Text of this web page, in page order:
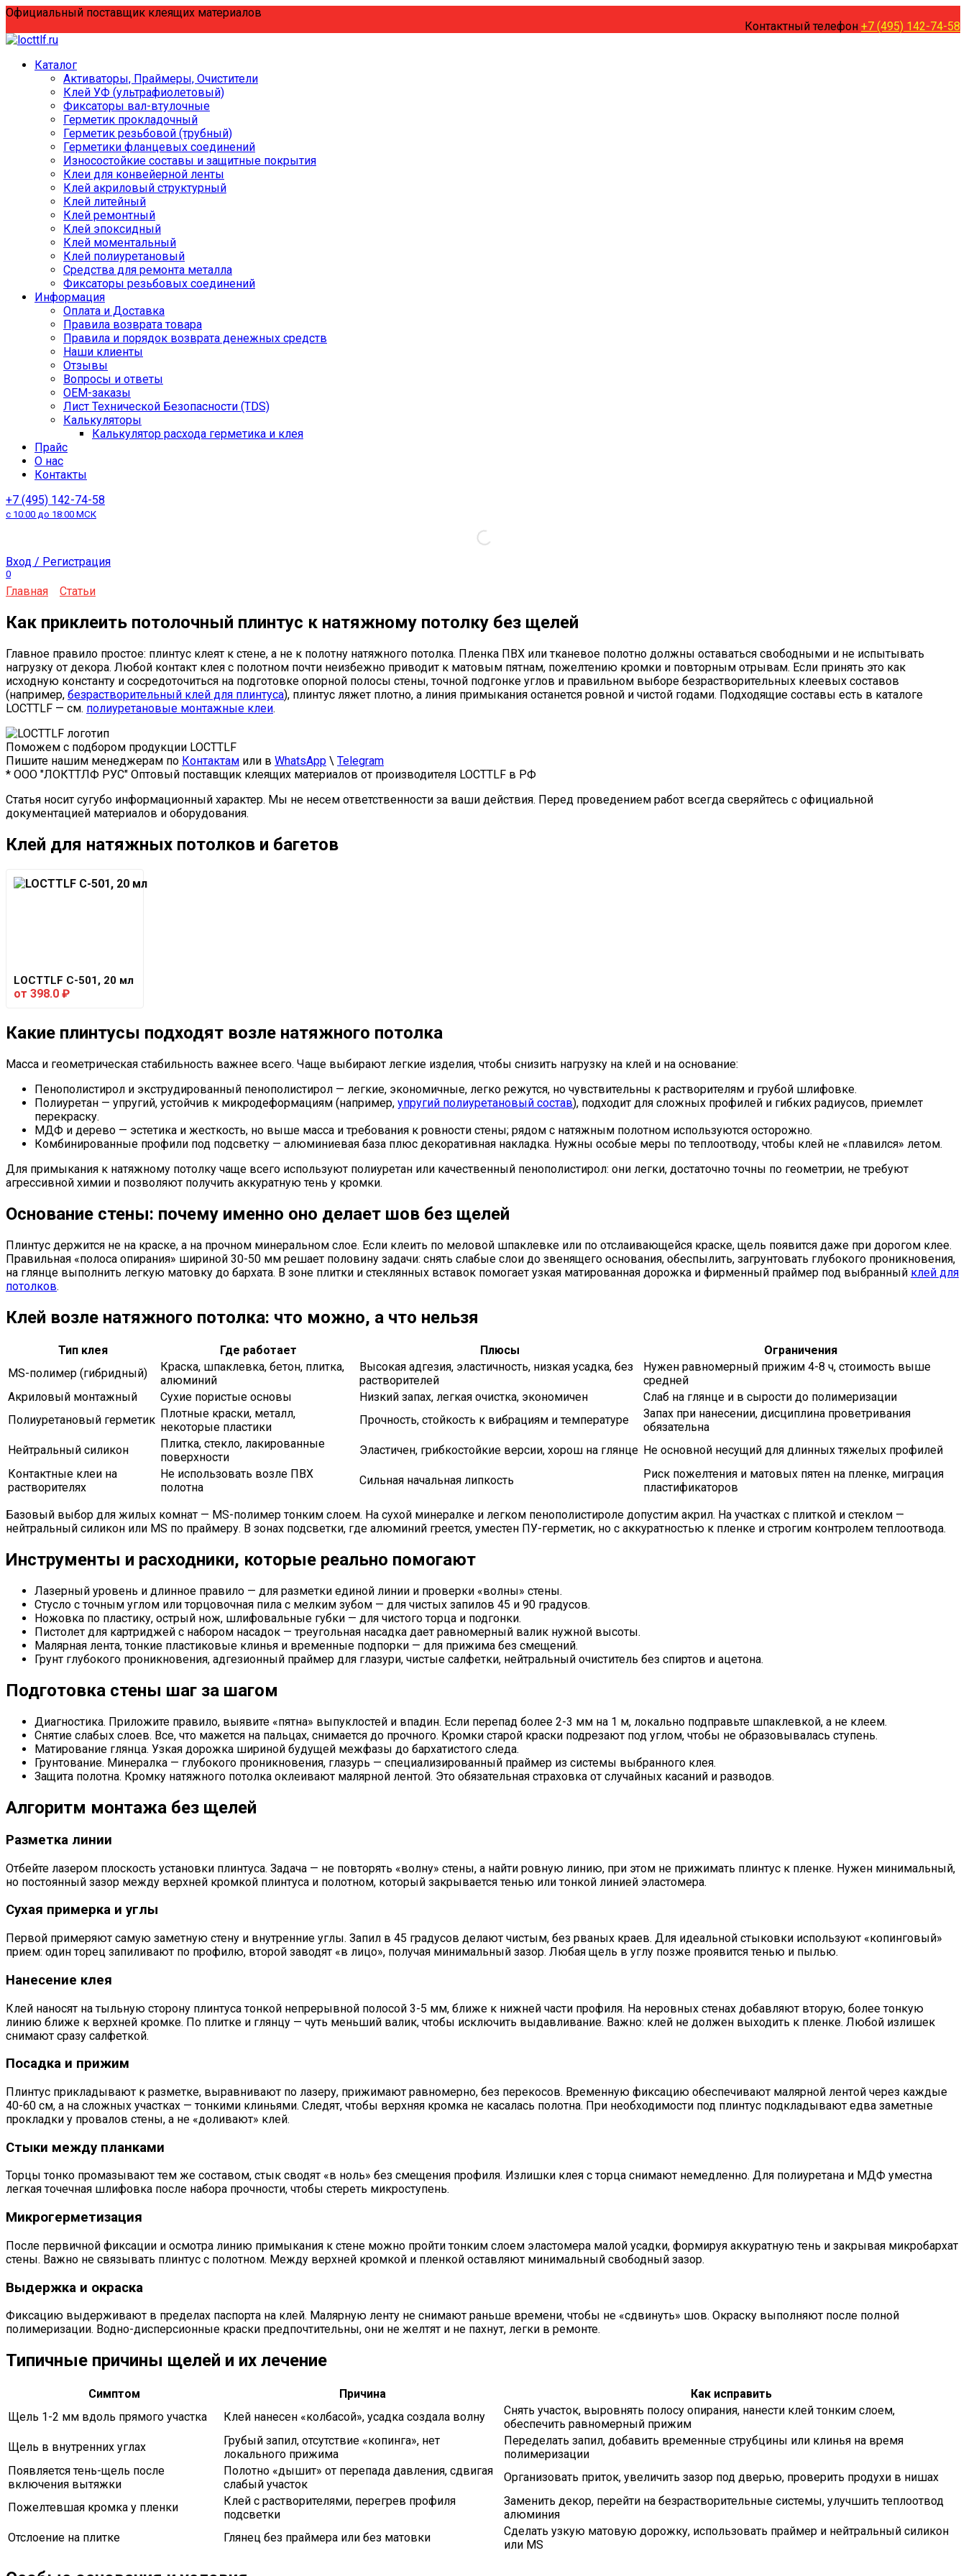
Перейти
содержанию
Официальный поставщик клеящих материалов
Контактный телефон +7 (495) 142-74-58
Каталог
Активаторы, Праймеры, Очистители
Клей УФ (ультрафиолетовый)
Фиксаторы вал-втулочные
Герметик прокладочный
Герметик резьбовой (трубный)
Герметики фланцевых соединений
Износостойкие составы и защитные покрытия
Клеи для конвейерной ленты
Клей акриловый структурный
Клей литейный
Клей ремонтный
Клей эпоксидный
Клей моментальный
Клей полиуретановый
Средства для ремонта металла
Фиксаторы резьбовых соединений
Информация
Оплата и Доставка
Правила возврата товара
Правила и порядок возврата денежных средств
Наши клиенты
Отзывы
Вопросы и ответы
OEM-заказы
Лист Технической Безопасности (TDS)
Калькуляторы
Калькулятор расхода герметика и клея
Прайс
О нас
Контакты
+7 (495) 142-74-58
с 10:00 до 18:00 МСК
Вход / Регистрация
0
Главная Статьи
Как приклеить потолочный плинтус к натяжному потолку без щелей
Главное правило простое: плинтус клеят к стене, а не к полотну натяжного потолка. Пленка ПВХ или тканевое полотно должны оставаться свободными и не испытывать
нагрузку от декора. Любой контакт клея с полотном почти неизбежно приводит к матовым пятнам, пожелтению кромки и повторным отрывам. Если принять это как
исходную константу и сосредоточиться на подготовке опорной полосы стены, точной подгонке углов и правильном выборе безрастворительных клеевых составов
(например, безрастворительный клей для плинтуса), плинтус ляжет плотно, а линия примыкания останется ровной и чистой годами. Подходящие составы есть в каталоге
LOCTTLF — см. полиуретановые монтажные клеи.
Поможем с подбором продукции LOCTTLF
Пишите нашим менеджерам по Контактам или в WhatsApp \ Telegram
* ООО "ЛОКТТЛФ РУС" Оптовый поставщик клеящих материалов от производителя LOCTTLF в РФ
Статья носит сугубо информационный характер. Мы не несем ответственности за ваши действия. Перед проведением работ всегда сверяйтесь с официальной
документацией материалов и оборудования.
Клей для натяжных потолков и багетов
LOCTTLF C-501, 20 мл
от 398.0 ₽
Какие плинтусы подходят возле натяжного потолка
Масса и геометрическая стабильность важнее всего. Чаще выбирают легкие изделия, чтобы снизить нагрузку на клей и на основание:
Пенополистирол и экструдированный пенополистирол — легкие, экономичные, легко режутся, но чувствительны к растворителям и грубой шлифовке.
Полиуретан — упругий, устойчив к микродеформациям (например, упругий полиуретановый состав), подходит для сложных профилей и гибких радиусов, приемлет
перекраску.
МДФ и дерево — эстетика и жесткость, но выше масса и требования к ровности стены; рядом с натяжным полотном используются осторожно.
Комбинированные профили под подсветку — алюминиевая база плюс декоративная накладка. Нужны особые меры по теплоотводу, чтобы клей не «плавился» летом.
Для примыкания к натяжному потолку чаще всего используют полиуретан или качественный пенополистирол: они легки, достаточно точны по геометрии, не требуют
агрессивной химии и позволяют получить аккуратную тень у кромки.
Основание стены: почему именно оно делает шов без щелей
Плинтус держится не на краске, а на прочном минеральном слое. Если клеить по меловой шпаклевке или по отслаивающейся краске, щель появится даже при дорогом клее.
Правильная «полоса опирания» шириной 30-50 мм решает половину задачи: снять слабые слои до звенящего основания, обеспылить, загрунтовать глубокого проникновения,
на глянце выполнить легкую матовку до бархата. В зоне плитки и стеклянных вставок помогает узкая матированная дорожка и фирменный праймер под выбранный клей для
потолков.
Клей возле натяжного потолка: что можно, а что нельзя
Тип клея Где работает Плюсы
Ограничения
MS-полимер (гибридный)
Краска, шпаклевка, бетон, плитка,
алюминий
Высокая адгезия, эластичность, низкая усадка, без
растворителей
Нужен равномерный прижим 4-8 ч, стоимость выше
средней
Акриловый монтажный
Сухие пористые основы Низкий запах, легкая очистка, экономичен
Слаб на глянце и в сырости до полимеризации
Полиуретановый герметик Плотные краски, металл,
некоторые пластики
Прочность, стойкость к вибрациям и температуре
Запах при нанесении, дисциплина проветривания
обязательна
Нейтральный силикон
Плитка, стекло, лакированные
поверхности
Эластичен, грибкостойкие версии, хорош на глянце Не основной несущий для длинных тяжелых профилей
Контактные клеи на
растворителях
Не использовать возле ПВХ
полотна
Сильная начальная липкость
Риск пожелтения и матовых пятен на пленке, миграция
пластификаторов
Базовый выбор для жилых комнат — MS-полимер тонким слоем. На сухой минералке и легком пенополистироле допустим акрил. На участках с плиткой и стеклом —
нейтральный силикон или MS по праймеру. В зонах подсветки, где алюминий греется, уместен ПУ-герметик, но с аккуратностью к пленке и строгим контролем теплоотвода.
Инструменты и расходники, которые реально помогают
Лазерный уровень и длинное правило — для разметки единой линии и проверки «волны» стены.
Стусло с точным углом или торцовочная пила с мелким зубом — для чистых запилов 45 и 90 градусов.
Ножовка по пластику, острый нож, шлифовальные губки — для чистого торца и подгонки.
Пистолет для картриджей с набором насадок — треугольная насадка дает равномерный валик нужной высоты.
Малярная лента, тонкие пластиковые клинья и временные подпорки — для прижима без смещений.
Грунт глубокого проникновения, адгезионный праймер для глазури, чистые салфетки, нейтральный очиститель без спиртов и ацетона.
Подготовка стены шаг за шагом
Диагностика. Приложите правило, выявите «пятна» выпуклостей и впадин. Если перепад более 2-3 мм на 1 м, локально подправьте шпаклевкой, а не клеем.
Снятие слабых слоев. Все, что мажется на пальцах, снимается до прочного. Кромки старой краски подрезают под углом, чтобы не образовывалась ступень.
Матирование глянца. Узкая дорожка шириной будущей межфазы до бархатистого следа.
Грунтование. Минералка — глубокого проникновения, глазурь — специализированный праймер из системы выбранного клея.
Защита полотна. Кромку натяжного потолка оклеивают малярной лентой. Это обязательная страховка от случайных касаний и разводов.
Алгоритм монтажа без щелей
Разметка линии
Отбейте лазером плоскость установки плинтуса. Задача — не повторять «волну» стены, а найти ровную линию, при этом не прижимать плинтус к пленке. Нужен минимальный,
но постоянный зазор между верхней кромкой плинтуса и полотном, который закрывается тенью или тонкой линией эластомера.
Сухая примерка и углы
Первой примеряют самую заметную стену и внутренние углы. Запил в 45 градусов делают чистым, без рваных краев. Для идеальной стыковки используют «копинговый»
прием: один торец запиливают по профилю, второй заводят «в лицо», получая минимальный зазор. Любая щель в углу позже проявится тенью и пылью.
Нанесение клея
Клей наносят на тыльную сторону плинтуса тонкой непрерывной полосой 3-5 мм, ближе к нижней части профиля. На неровных стенах добавляют вторую, более тонкую
линию ближе к верхней кромке. По плитке и глянцу — чуть меньший валик, чтобы исключить выдавливание. Важно: клей не должен выходить к пленке. Любой излишек
снимают сразу салфеткой.
Посадка и прижим
Плинтус прикладывают к разметке, выравнивают по лазеру, прижимают равномерно, без перекосов. Временную фиксацию обеспечивают малярной лентой через каждые
40-60 см, а на сложных участках — тонкими клиньями. Следят, чтобы верхняя кромка не касалась полотна. При необходимости под плинтус подкладывают едва заметные
прокладки у провалов стены, а не «доливают» клей.
Стыки между планками
Торцы тонко промазывают тем же составом, стык сводят «в ноль» без смещения профиля. Излишки клея с торца снимают немедленно. Для полиуретана и МДФ уместна
легкая точечная шлифовка после набора прочности, чтобы стереть микроступень.
Микрогерметизация
После первичной фиксации и осмотра линию примыкания к стене можно пройти тонким слоем эластомера малой усадки, формируя аккуратную тень и закрывая микробархат
стены. Важно не связывать плинтус с полотном. Между верхней кромкой и пленкой оставляют минимальный свободный зазор.
Выдержка и окраска
Фиксацию выдерживают в пределах паспорта на клей. Малярную ленту не снимают раньше времени, чтобы не «сдвинуть» шов. Окраску выполняют после полной
полимеризации. Водно-дисперсионные краски предпочтительны, они не желтят и не пахнут, легки в ремонте.
Типичные причины щелей и их лечение
Симптом Причина
Как исправить
Щель 1-2 мм вдоль прямого участка
Клей нанесен «колбасой», усадка создала волну
Снять участок, выровнять полосу опирания, нанести клей тонким слоем,
обеспечить равномерный прижим
Щель в внутренних углах
Грубый запил, отсутствие «копинга», нет
локального прижима
Переделать запил, добавить временные струбцины или клинья на время
полимеризации
Появляется тень-щель после
включения вытяжки
Полотно «дышит» от перепада давления, сдвигая
слабый участок
Организовать приток, увеличить зазор под дверью, проверить продухи в нишах
Пожелтевшая кромка у пленки
Клей с растворителями, перегрев профиля
подсветки
Заменить декор, перейти на безрастворительные системы, улучшить теплоотвод
алюминия
Отслоение на плитке
Глянец без праймера или без матовки
Сделать узкую матовую дорожку, использовать праймер и нейтральный силикон
или MS